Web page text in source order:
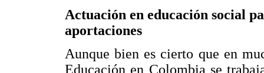
Actuación en educación social
aportaciones
Aunque bien es cierto que en
Educación en Colombia se